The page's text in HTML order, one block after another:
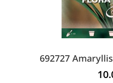
692727